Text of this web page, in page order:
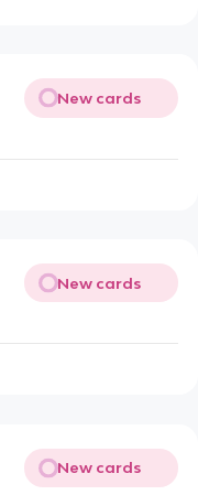
New cards
New cards
New cards